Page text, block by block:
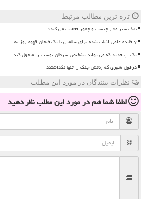
تازه ترین مطالب مرتبط
بانک شیر مادر چیست و چطور فعالیت می کند؟
۷ فایده علمی اثبات شده برای سلامتی با یک فنجان قهوه روزانه
یک اپ جدید که می تواند تشخیص سرطان پوست را متحول کند
دزفول شهری که زنانش جنگ را تنها نگذاشتند
نظرات بینندگان در مورد این مطلب
لطفا شما همدر مورد این مطلبنظر دهید